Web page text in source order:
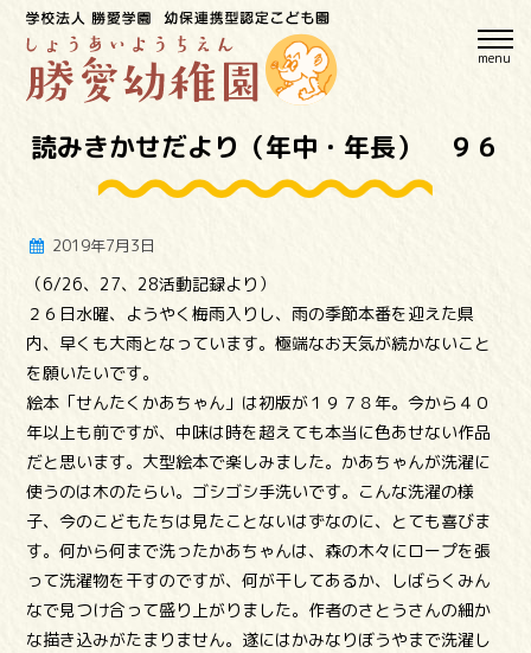
読みきかせだより（年中・年長） ９６
2019年7月3日
（6/26、27、28活動記録より）
２６日水曜、ようやく梅雨入りし、雨の季節本番を迎えた県
内、早くも大雨となっています。極端なお天気が続かないこと
を願いたいです。
絵本「せんたくかあちゃん」は初版が１９７８年。今から４０
年以上も前ですが、中味は時を超えても本当に色あせない作品
だと思います。大型絵本で楽しみました。かあちゃんが洗濯に
使うのは木のたらい。ゴシゴシ手洗いです。こんな洗濯の様
子、今のこどもたちは見たことないはずなのに、とても喜びま
す。何から何まで洗ったかあちゃんは、森の木々にロープを張
って洗濯物を干すのですが、何が干してあるか、しばらくみん
なで見つけ合って盛り上がりました。作者のさとうさんの細か
な描き込みがたまりません。遂にはかみなりぼうやまで洗濯し
menu